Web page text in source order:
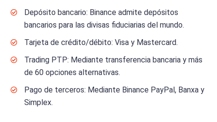
Depósito bancario: Binance admite depósitos
bancarios para las divisas fiduciarias del mundo.
Tarjeta de crédito/débito: Visa y Mastercard.
Trading PTP: Mediante transferencia bancaria y más
de 60 opciones alternativas.
Pago de terceros: Mediante Binance PayPal, Banxa y
Simplex.